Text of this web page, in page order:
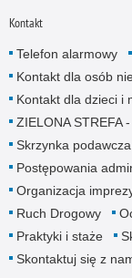
Kontakt
Telefon alarmowy
Kontakt dla osób
Kontakt dla dzieci i
ZIELONA STREFA
Skrzynka podawcza
Postępowania
Organizacja
Ruch Drogowy
Praktyki i staże
Skontaktuj się z